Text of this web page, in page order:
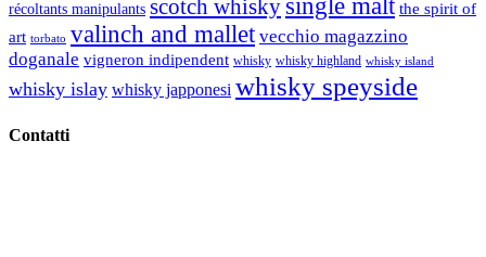
récoltants manipulants scotch whisky single malt the spirit of
art torbato valinch and mallet vecchio magazzino
doganale vigneron indipendent whisky whisky highland whisky island
whisky islay whisky japponesi whisky speyside
Contatti